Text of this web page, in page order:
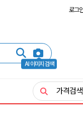
로그
AI 이미지 검색
가격검색